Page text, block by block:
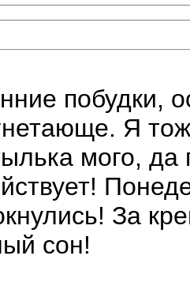
побудки,
Я
мого,
За
сон!